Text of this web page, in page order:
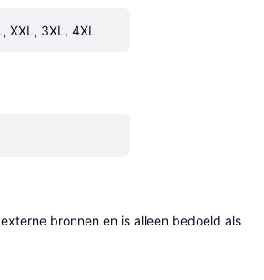
XXL, 3XL, 4XL
bronnen en is alleen bedoeld als